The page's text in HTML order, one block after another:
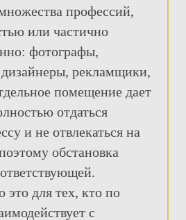
профессий,
или частично
фотографы,
рекламщики,
помещение дает
отдаться
и не отвлекаться на
обстановка
это для тех, кто по
с